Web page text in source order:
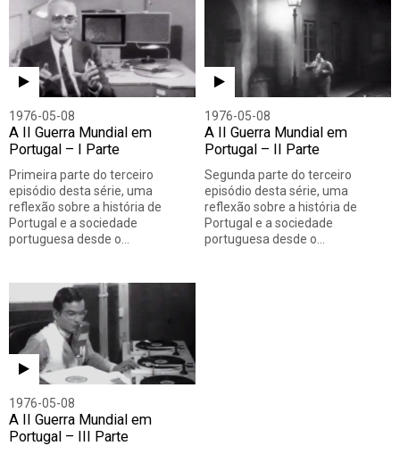
Todos Vídeo Áudio
1976-05-08
A II Guerra Mundial em
Portugal – I Parte
Primeira parte do terceiro
episódio desta série, uma
reflexão sobre a história de
Portugal e a sociedade
portuguesa desde o…
1976-05-08
A II Guerra Mundial em
Portugal – II Parte
Segunda parte do terceiro
episódio desta série, uma
reflexão sobre a história de
Portugal e a sociedade
portuguesa desde o…
1976-05-08
A II Guerra Mundial em
Portugal – III Parte